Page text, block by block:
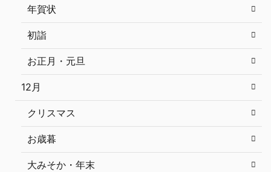
年賀状
初詣
お正月・元旦
12月
クリスマス
お歳暮
大みそか・年末